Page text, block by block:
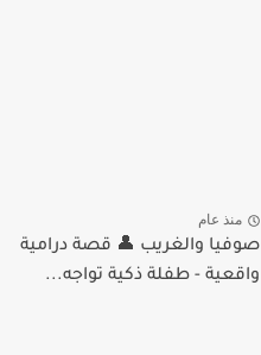
منذ عام
صوفيا والغريب 👤 قصة درامية
واقعية - طفلة ذكية تواجه...